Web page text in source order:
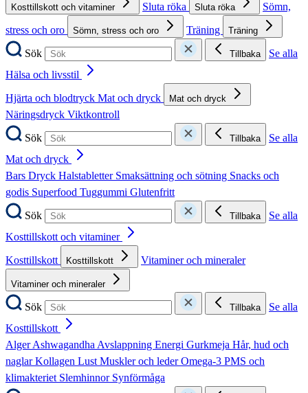
Kosttillskott och vitaminer Sluta röka Sluta röka
Sömn,
stress och oro
Sömn, stress och oro Träning Träning
Sök Tillbaka
Se alla
Hälsa och livsstil
Hjärta och blodtryck Mat och dryck Mat och dryck
Näringsdryck Viktkontroll
Sök
Tillbaka
Se alla
Mat och dryck
Bars Dryck Halstabletter Smaksättning och sötning Snacks och
godis Superfood Tuggummi Glutenfritt
Sök
Tillbaka
Se alla
Kosttillskott och vitaminer
Kosttillskott
Kosttillskott Vitaminer och mineraler
Vitaminer och mineraler
Sök Tillbaka
Se alla
Kosttillskott
AlgerAshwagandhaAvslappning Energi Gurkmeja Hår, hud och
naglarKollagen LustMuskler och lederOmega-3 PMS och
klimakteriet Slemhinnor Synförmåga